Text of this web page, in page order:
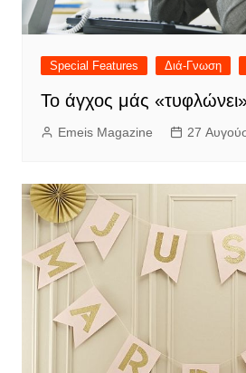
Special Features Διά-Γνωση
Το άγχος μάς
Emeis Magazine 27